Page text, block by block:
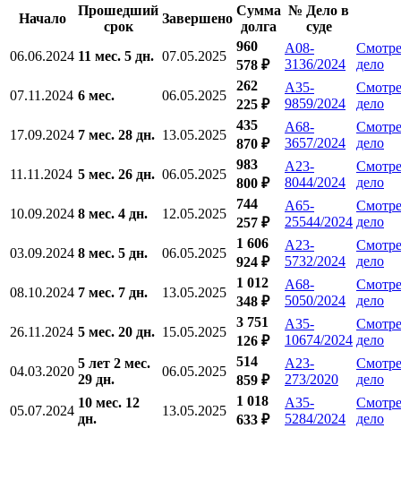
Начало
Прошедший
срок
Завершено
Сумма
долга
№ Дело в
суде
06.06.2024 11 мес. 5 дн. 07.05.2025
960
578 ₽
А08-
3136/2024
дело
07.11.2024 6 мес. 06.05.2025
262
225 ₽
А35-
9859/2024
дело
17.09.2024 7 мес. 28 дн. 13.05.2025
435
870 ₽
А68-
3657/2024
дело
11.11.2024 5 мес. 26 дн. 06.05.2025
983
800 ₽
А23-
8044/2024
дело
10.09.2024 8 мес. 4 дн. 12.05.2025
744
257 ₽
А65-
25544/2024 дело
03.09.2024 8 мес. 5 дн. 06.05.2025
1 606
924 ₽
А23-
5732/2024
дело
08.10.2024 7 мес. 7 дн. 13.05.2025
1 012
348 ₽
А68-
5050/2024
дело
26.11.2024 5 мес. 20 дн. 15.05.2025
3 751
126 ₽
А35-
10674/2024 дело
04.03.2020
5 лет 2 мес.
29 дн.
06.05.2025
514
859 ₽
А23-
273/2020
дело
05.07.2024
10 мес. 12
дн.
13.05.2025
1 018
633 ₽
А35-
5284/2024
дело